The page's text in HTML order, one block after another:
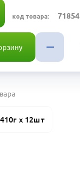
код товара: 71854
410г х 12шт